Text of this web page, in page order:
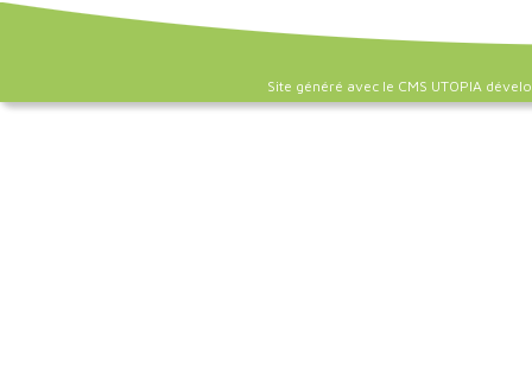
Site généré avec le CMS UTOPIA